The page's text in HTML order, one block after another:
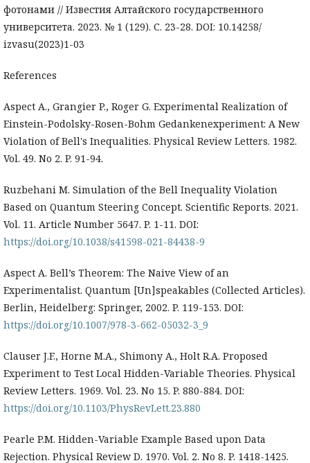
фотонами // Известия Алтайского государственного
университета. 2023. № 1 (129). С. 23-28. DOI: 10.14258/
izvasu(2023)1-03
References
Aspect A., Grangier P., Roger G. Experimental Realization of
Einstein-Podolsky-Rosen-Bohm Gedankenexperiment: A New
Violation of Bell's Inequalities. Physical Review Letters. 1982.
Vol. 49. No 2. P. 91-94.
Ruzbehani M. Simulation of the Bell Inequality Violation
Based on Quantum Steering Concept. Scientific Reports. 2021.
Vol. 11. Article Number 5647. P. 1-11. DOI:
https://doi.org/10.1038/s41598-021-84438-9
Aspect A. Bell’s Theorem: The Naive View of an
Experimentalist. Quantum [Un]speakables (Collected Articles).
Berlin, Heidelberg: Springer, 2002. P. 119-153. DOI:
https://doi.org/10.1007/978-3-662-05032-3_9
Clauser J.F., Horne M.A., Shimony A., Holt R.A. Proposed
Experiment to Test Local Hidden-Variable Theories. Physical
Review Letters. 1969. Vol. 23. No 15. P. 880-884. DOI:
https://doi.org/10.1103/PhysRevLett.23.880
Pearle P.M. Hidden-Variable Example Based upon Data
Rejection. Physical Review D. 1970. Vol. 2. No 8. P. 1418-1425.